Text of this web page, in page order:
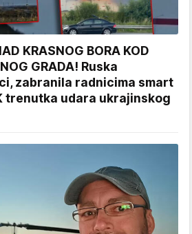
KRASNOG BORA KOD
GRADA! Ruska
zabranila radnicima smart
trenutka udara ukrajinskog